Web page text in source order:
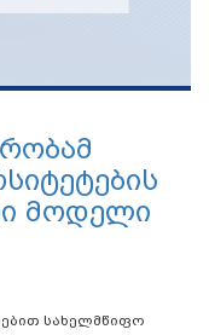
მოდელი
სახელმწიფო